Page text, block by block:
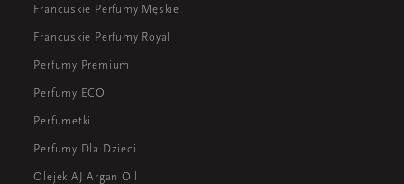
Francuskie Perfumy Męskie
Francuskie Perfumy Royal
Perfumy Premium
Perfumy ECO
Perfumetki
Perfumy Dla Dzieci
Olejek AJ Argan Oil